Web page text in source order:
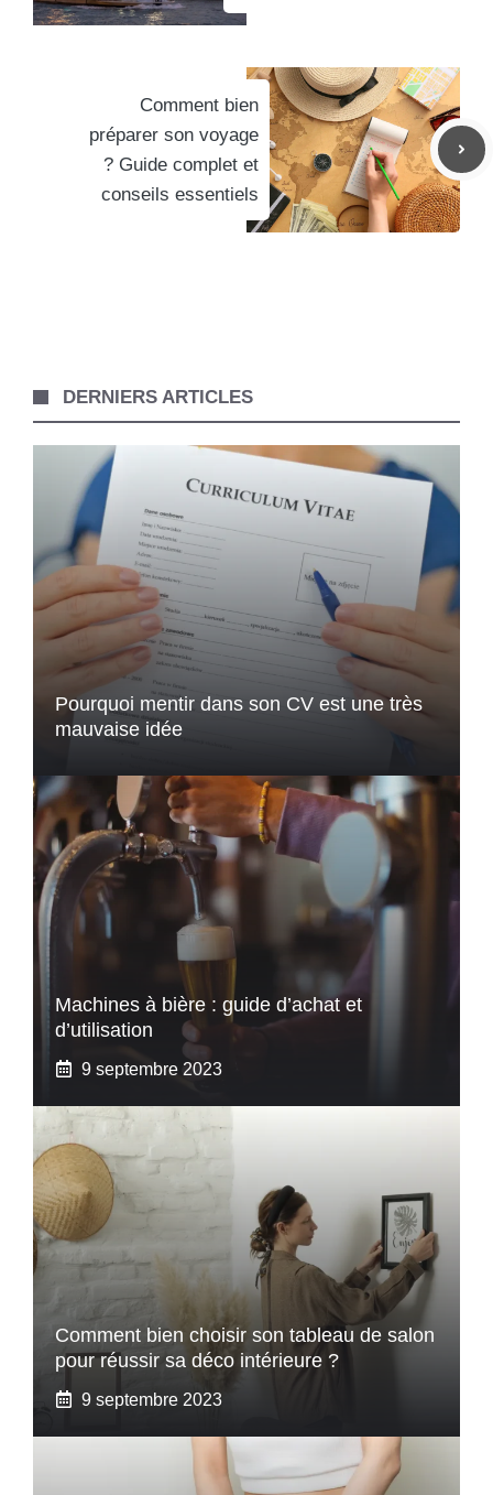
Comment bien
préparer son voyage
? Guide complet et
conseils essentiels
DERNIERS ARTICLES
Pourquoi mentir dans son CV est une très
mauvaise idée
Machines à bière : guide d’achat et
d’utilisation
9 septembre 2023
Comment bien choisir son tableau de salon
pour réussir sa déco intérieure ?
9 septembre 2023